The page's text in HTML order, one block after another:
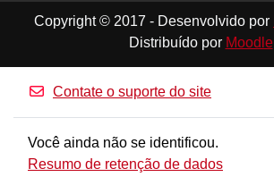
Copyright © 2017 - Desenvolvido por
Distribuído por Moodle
Contate o suporte do site
Você ainda não se identificou.
Resumo de retenção de dados